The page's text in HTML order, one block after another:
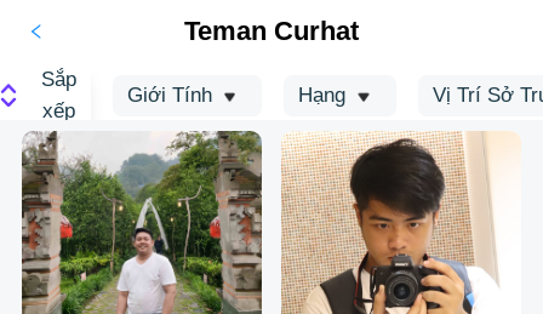
Teman Curhat
Sắp
xếp
Giới Tính Hạng Vị Trí Sở